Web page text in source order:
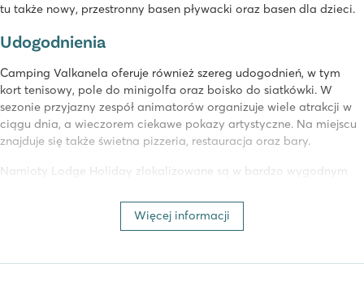
tu także nowy, przestronny basen pływacki oraz basen dla dzieci.
Udogodnienia
Camping Valkanela oferuje również szereg udogodnień, w tym
kort tenisowy, pole do minigolfa oraz boisko do siatkówki. W
sezonie przyjazny zespół animatorów organizuje wiele atrakcji w
ciągu dnia, a wieczorem ciekawe pokazy artystyczne. Na miejscu
znajduje się także świetna pizzeria, restauracja oraz bary.
Namioty Lodge Holiday zlokalizowane są w bardzo wygodnym
mobile home’ów na obrzeżach campingu zapewni Wam
komfortowy wypoczynek.Więcej informacji